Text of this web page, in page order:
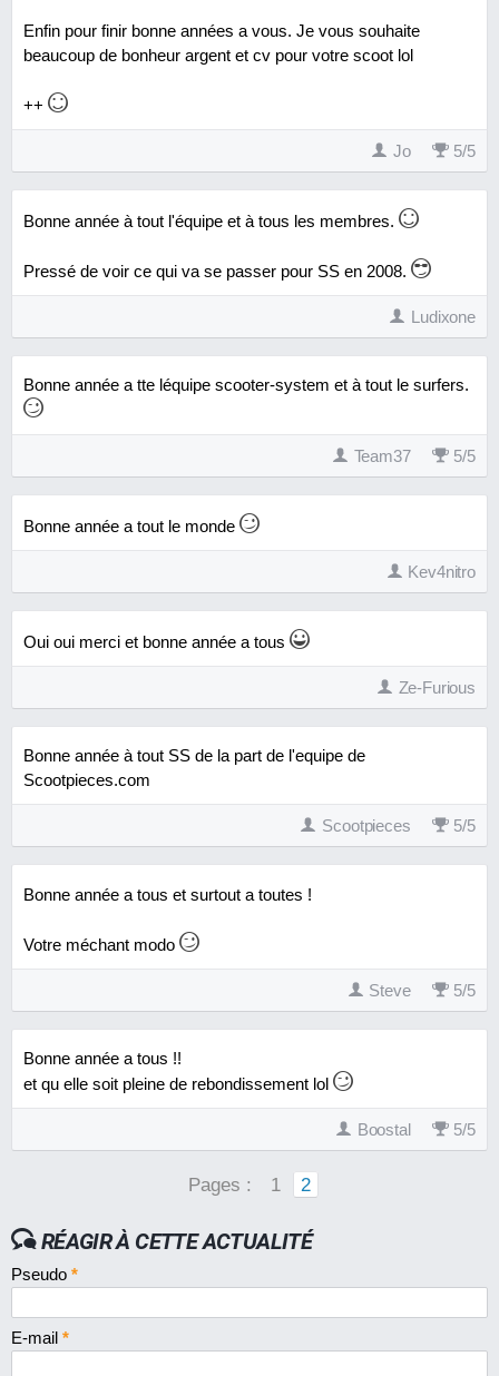
Enfin pour finir bonne années a vous. Je vous souhaite
beaucoup de bonheur argent et cv pour votre scoot lol
++
Jo 5/5
Bonne année à tout l'équipe et à tous les membres.
Pressé de voir ce qui va se passer pour SS en 2008.
Ludixone
Bonne année a tte léquipe scooter-system et à tout le surfers.
Team37 5/5
Bonne année a tout le monde
Kev4nitro
Oui oui merci et bonne année a tous
Ze-Furious
Bonne année à tout SS de la part de l'equipe de
Scootpieces.com
Scootpieces 5/5
Bonne année a tous et surtout a toutes !
Votre méchant modo
Steve 5/5
Bonne année a tous !!
et qu elle soit pleine de rebondissement lol
Boostal 5/5
Pages : 1 2
RÉAGIR À CETTE ACTUALITÉ
Pseudo *
E-mail *